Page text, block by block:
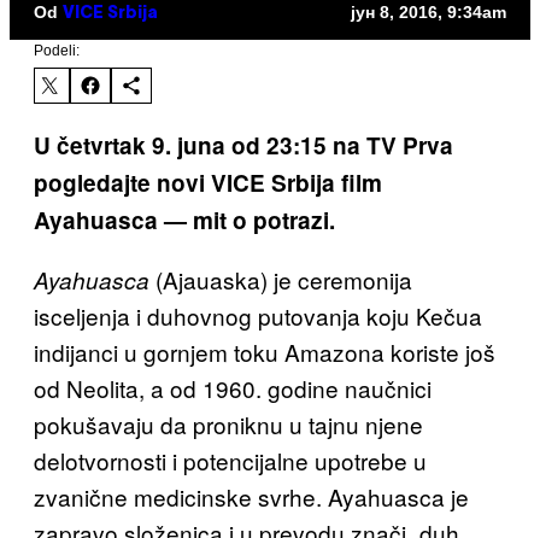
Od VICE Srbija јун 8, 2016, 9:34am
Podeli:
U četvrtak 9. juna od 23:15 na TV Prva
pogledajte novi VICE Srbija film
Ayahuasca — mit o potrazi.
Ayahuasca (Ajauaska) je ceremonija
isceljenja i duhovnog putovanja koju Kečua
indijanci u gornjem toku Amazona koriste još
od Neolita, a od 1960. godine naučnici
pokušavaju da proniknu u tajnu njene
delotvornosti i potencijalne upotrebe u
zvanične medicinske svrhe. Ayahuasca je